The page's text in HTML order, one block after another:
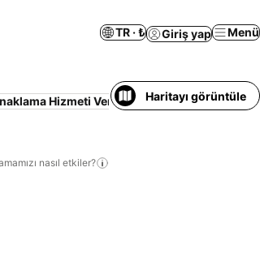
TR · ₺ Giriş yap Menü
Hizmeti Verilen Apart Daire Otopark
Haritayı görüntüle
nasıl etkiler?
ekle